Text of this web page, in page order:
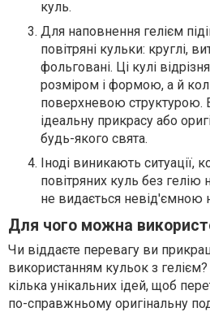
куль.
Для наповнення гелієм
повітряні кульки: круглі,
фольговані. Ці кулі
розміром і формою, а й
поверхневою структурою.
ідеальну прикрасу або
будь-якого свята.
Іноді виникають ситуації,
повітряних куль без
не видається невід'ємною
Для чого можна
Чи віддаєте перевагу ви
використанням кульок з
кілька унікальних ідей, щоб
по-справжньому оригінальну